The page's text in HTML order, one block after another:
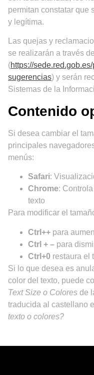
permitan constatar que
y legítima.
Las quejas y
se realizarán a través
(https://
sugerencias) y serán
Sistemas de la
Contenido
Si desea cambiar el
principales
menús:
Safari:
Chrome:
texto
Para modificar el
Ctrl++ para
Ctrl + – para
Ctrl+0 restaura el
Si lo que desea es
color del texto, puede
Text Size o Colores de
traducida al castellano
texto o colores?